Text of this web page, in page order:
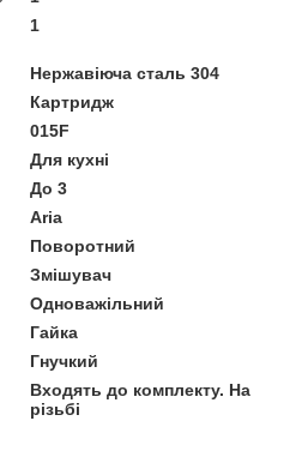
1
Нержавіюча сталь 304
Картридж
015F
Для кухні
До 3
Aria
Поворотний
Змішувач
Одноважільний
Гайка
Гнучкий
Входять до комплекту. На
різьбі